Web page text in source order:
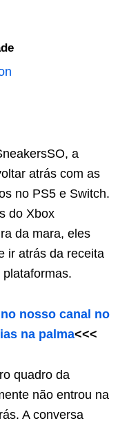
a
atrás com as
no PS5 e Switch.
do Xbox
da mara, eles
ir atrás da receita
nosso canal no
na palma<<<
quadro da
não entrou na
A conversa